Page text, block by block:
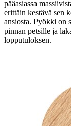
pääasiassa
erittäin kestävä sen
ansiosta. Pyökki on
pinnan petsille ja
lopputuloksen.